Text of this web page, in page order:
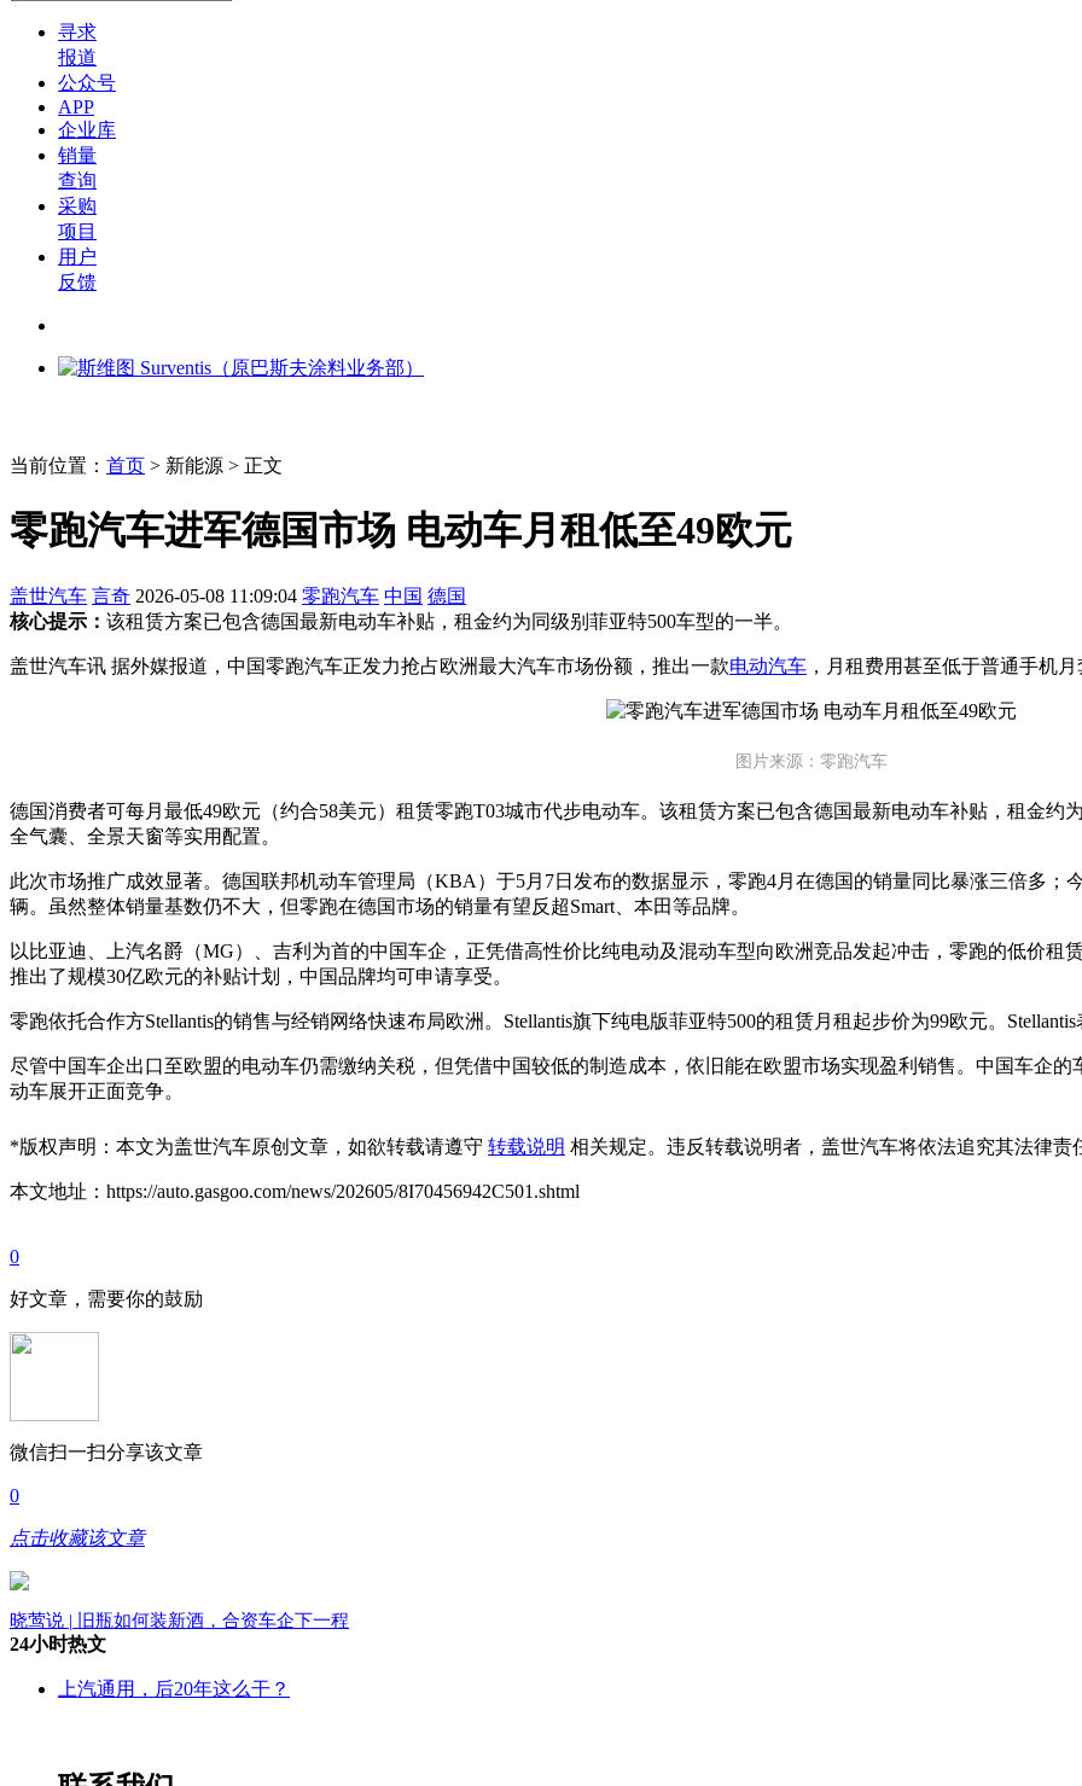
寻求
报道
公众号
APP
企业库
销量
查询
采购
项目
用户
反馈
当前位置： 首页 > 新能源 > 正文
零跑汽车进军德国市场 电动车月租低至49欧元
盖世汽车 言奇 2026-05-08 11:09:04 零跑汽车 中国 德国
核心提示： 该租赁方案已包含德国最新电动车补贴，租金约为同级别菲亚特500车型的一半。
盖世汽车讯 据外媒报道，中国零跑汽车正发力抢占欧洲最大汽车市场份额，推出一款电动汽车 ，月租费用甚至低于普通手机
图片来源：零跑汽车
德国消费者可每月最低49欧元（约合58美元）租赁零跑T03城市代步电动车。该租赁方案已包含德国最新电动车补贴，租金约
全气囊、全景天窗等实用配置。
此次市场推广成效显著。德国联邦机动车管理局（KBA）于5月7日发布的数据显示，零跑4月在德国的销量同比暴涨三倍多；
辆。虽然整体销量基数仍不大，但零跑在德国市场的销量有望反超Smart、本田等品牌。
以比亚迪、上汽名爵（MG）、吉利为首的中国车企，正凭借高性价比纯电动及混动车型向欧洲竞品发起冲击，零跑的低价
推出了规模30亿欧元的补贴计划，中国品牌均可申请享受。
零跑依托合作方Stellantis的销售与经销网络快速布局欧洲。Stellantis旗下纯电版菲亚特500的租赁月租起步价为99欧元。
尽管中国车企出口至欧盟的电动车仍需缴纳关税，但凭借中国较低的制造成本，依旧能在欧盟市场实现盈利销售。中国车企的
动车展开正面竞争。
*版权声明：本文为盖世汽车原创文章，如欲转载请遵守 转载说明 相关规定。违反转载说明者，盖世汽车将依法追究其法律责
本文地址：https://auto.gasgoo.com/news/202605/8I70456942C501.shtml
0
好文章，需要你的鼓励
微信扫一扫分享该文章
0
点击收藏该文章
晓莺说 | 旧瓶如何装新酒，合资车企下一程
24小时热文
上汽通用，后20年这么干？